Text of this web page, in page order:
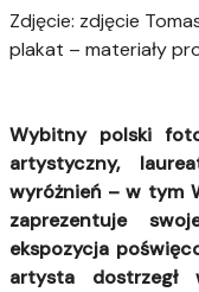
Zdjęcie: zdjęcie
plakat – materiały
Wybitny polski
artystyczny,
wyróżnień – w tym
zaprezentuje
ekspozycja
artysta dostrzegł